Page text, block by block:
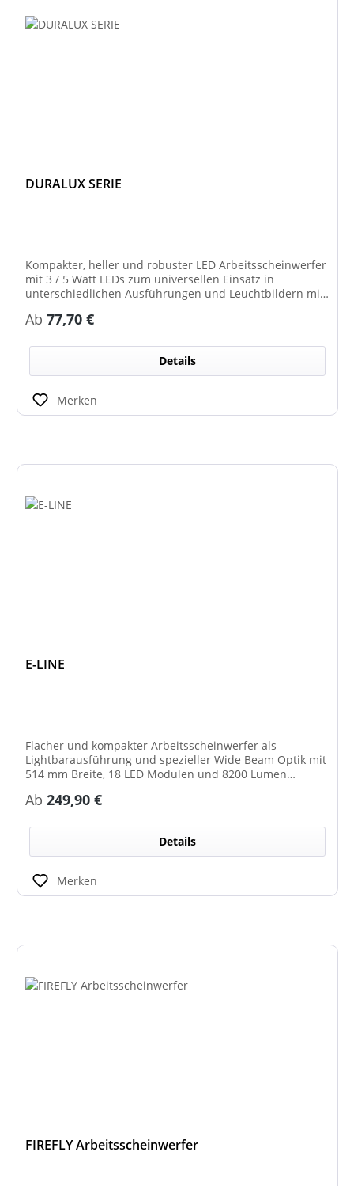
DURALUX SERIE
Kompakter, heller und robuster LED Arbeitsscheinwerfer
mit 3 / 5 Watt LEDs zum universellen Einsatz in
unterschiedlichen Ausführungen und Leuchtbildern mit
Regulärer Preis:
Ab 77,70 €
Details
Merken
E-LINE
Flacher und kompakter Arbeitsscheinwerfer als
Lightbarausführung und spezieller Wide Beam Optik mit
514 mm Breite, 18 LED Modulen und 8200 Lumen
auch in einer Ausführung mit 58 Grad Neigung als
Regulärer Preis:
Ab 249,90 €
Details
Merken
FIREFLY Arbeitsscheinwerfer